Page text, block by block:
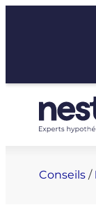
Conseils/